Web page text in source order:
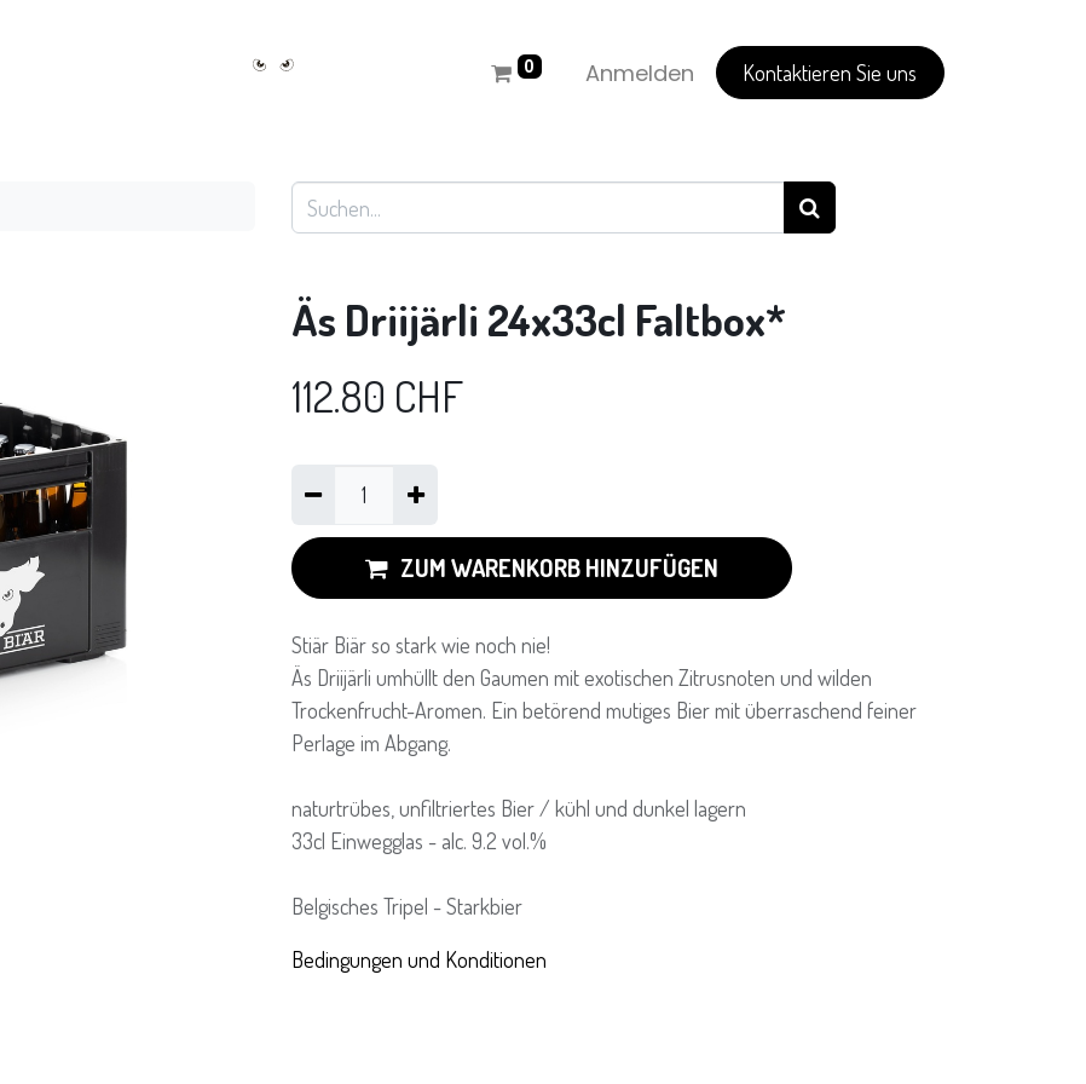
0 Anmelden Kontaktieren Sie uns
Äs Driijärli 24x33cl Faltbox*
112.80 CHF
ZUM WARENKORB HINZUFÜGEN
Stiär Biär so stark wie noch nie!
Äs Driijärli umhüllt den Gaumen mit exotischen Zitrusnoten und wilden
Trockenfrucht-Aromen. Ein betörend mutiges Bier mit überraschend feiner
Perlage im Abgang.
naturtrübes, unfiltriertes Bier / kühl und dunkel lagern
33cl Einwegglas - alc. 9.2 vol.%
Belgisches Tripel - Starkbier
Bedingungen und Konditionen